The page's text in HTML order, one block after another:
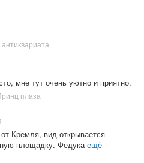
мне тут очень уютно и приятно.
плаза
Кремля, вид открывается
площадку. Федука ещё